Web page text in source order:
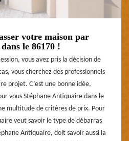
votre maison par
le 86170 !
vous avez pris la décision de
vous cherchez des professionnels
projet. C’est une bonne idée,
vous Stéphane Antiquaire dans le
multitude de critères de prix. Pour
veut savoir le type de débarras
Antiquaire, doit savoir aussi la